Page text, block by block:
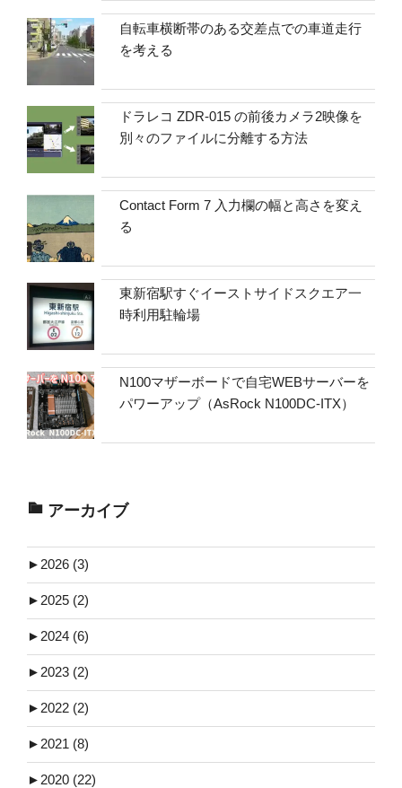
自転車横断帯のある交差点での車道走行
を考える
ドラレコ ZDR-015 の前後カメラ2映像を
別々のファイルに分離する方法
Contact Form 7 入力欄の幅と高さを変え
る
東新宿駅すぐイーストサイドスクエア一
時利用駐輪場
N100マザーボードで自宅WEBサーバーを
パワーアップ（AsRock N100DC-ITX）
アーカイブ
► 2026 (3)
► 2025 (2)
► 2024 (6)
► 2023 (2)
► 2022 (2)
► 2021 (8)
► 2020 (22)